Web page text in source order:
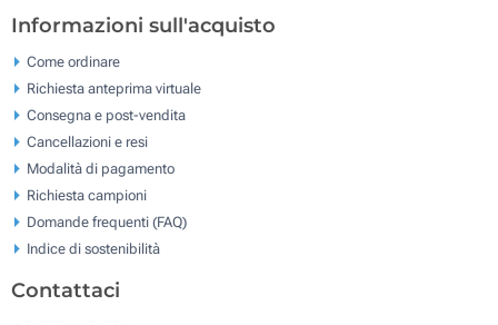
Informazioni sull'acquisto
Come ordinare
Richiesta anteprima virtuale
Consegna e post-vendita
Cancellazioni e resi
Modalità di pagamento
Richiesta campioni
Domande frequenti (FAQ)
Indice di sostenibilità
Contattaci